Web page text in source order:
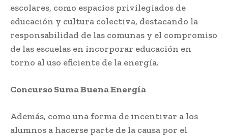
escolares, como espacios privilegiados de
educación y cultura colectiva, destacando la
responsabilidad de las comunas y el compromiso
de las escuelas en incorporar educación en
torno al uso eficiente de la energía.
Concurso Suma Buena Energía
Además, como una forma de incentivar a los
alumnos a hacerse parte de la causa por el